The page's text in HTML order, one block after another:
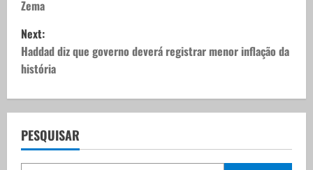
s
t
n
a
v
Zema
Next:
Haddad diz que governo deverá registrar menor inflação da
história
PESQUISAR